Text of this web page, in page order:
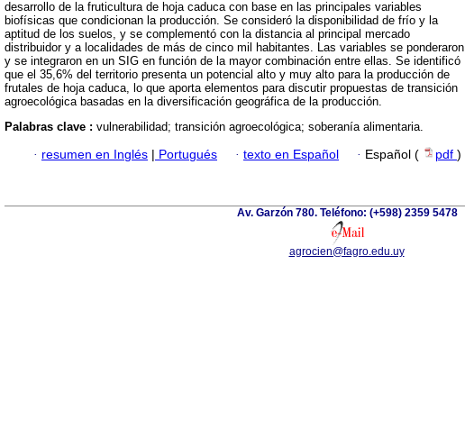
desarrollo de la fruticultura de hoja caduca con base en las principales variables
biofísicas que condicionan la producción. Se consideró la disponibilidad de frío y la
aptitud de los suelos, y se complementó con la distancia al principal mercado
distribuidor y a localidades de más de cinco mil habitantes. Las variables se ponderaron
y se integraron en un SIG en función de la mayor combinación entre ellas. Se identificó
que el 35,6% del territorio presenta un potencial alto y muy alto para la producción de
frutales de hoja caduca, lo que aporta elementos para discutir propuestas de transición
agroecológica basadas en la diversificación geográfica de la producción.
Palabras clave : vulnerabilidad; transición agroecológica; soberanía alimentaria.
· resumen en Inglés | Portugués · texto en Español · Español ( pdf )
Av. Garzón 780. Teléfono: (+598) 2359 5478
agrocien@fagro.edu.uy